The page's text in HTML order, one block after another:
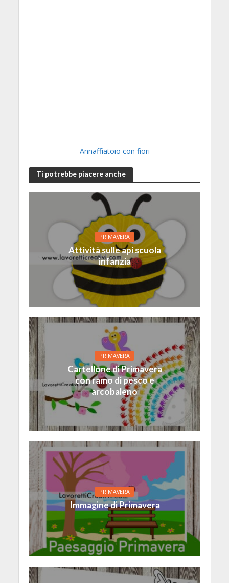
Annaffiatoio con fiori
Ti potrebbe piacere anche
PRIMAVERA
Attività sulle api scuola
infanzia
PRIMAVERA
Cartellone di Primavera
con ramo di pesco e
arcobaleno
PRIMAVERA
Immagine di Primavera